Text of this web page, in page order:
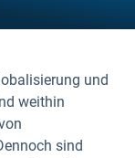
und
weithin
sind